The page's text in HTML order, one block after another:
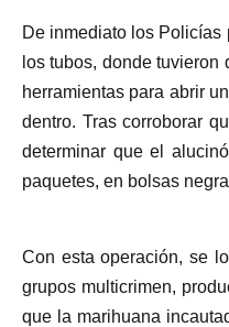
De inmediato los
los tubos, donde
herramientas para abrir
dentro. Tras corroborar
determinar que el
paquetes, en bolsas
Con esta operación, se
grupos multicrimen,
que la marihuana